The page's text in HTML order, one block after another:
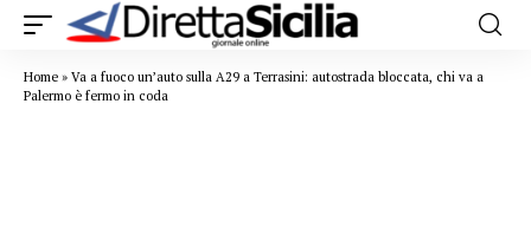
Home » Va a fuoco un’auto sulla A29 a Terrasini: autostrada bloccata, chi va a
Palermo è fermo in coda